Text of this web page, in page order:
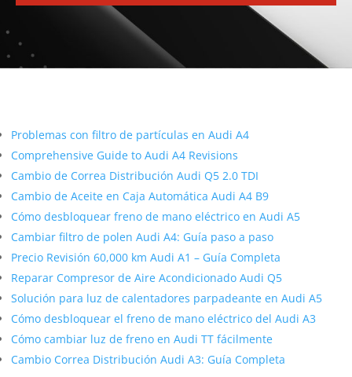
Problemas con filtro de partículas en Audi A4
Comprehensive Guide to Audi A4 Revisions
Cambio de Correa Distribución Audi Q5 2.0 TDI
Cambio de Aceite en Caja Automática Audi A4 B9
Cómo desbloquear freno de mano eléctrico en Audi A5
Cambiar filtro de polen Audi A4: Guía paso a paso
Precio Revisión 60,000 km Audi A1 – Guía Completa
Reparar Compresor de Aire Acondicionado Audi Q5
Solución para luz de calentadores parpadeante en Audi A5
Cómo desbloquear el freno de mano eléctrico del Audi A3
Cómo cambiar luz de freno en Audi TT fácilmente
Cambio Correa Distribución Audi A3: Guía Completa